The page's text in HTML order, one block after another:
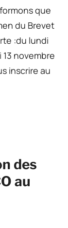
que
du Brevet
:du lundi
novembre
inscrire au
des
au